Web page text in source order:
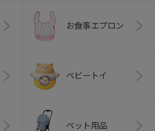
お食事エプロン
ベビートイ
ペット用品